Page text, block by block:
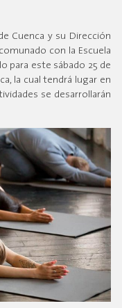
Cuenca y su Dirección
con la Escuela
para este sábado 25 de
la cual tendrá lugar en
se desarrollarán